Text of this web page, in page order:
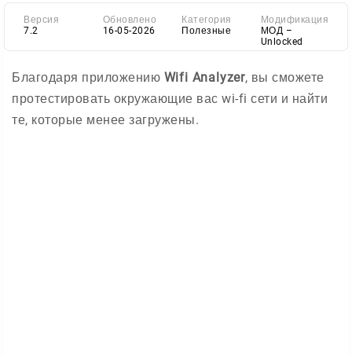
Версия
7.2
Обновлено
16-05-2026
Категория
Полезные
Модификация
МОД –
Unlocked
Благодаря приложению Wifi Analyzer, вы сможете
протестировать окружающие вас wi-fi сети и найти
те, которые менее загружены.